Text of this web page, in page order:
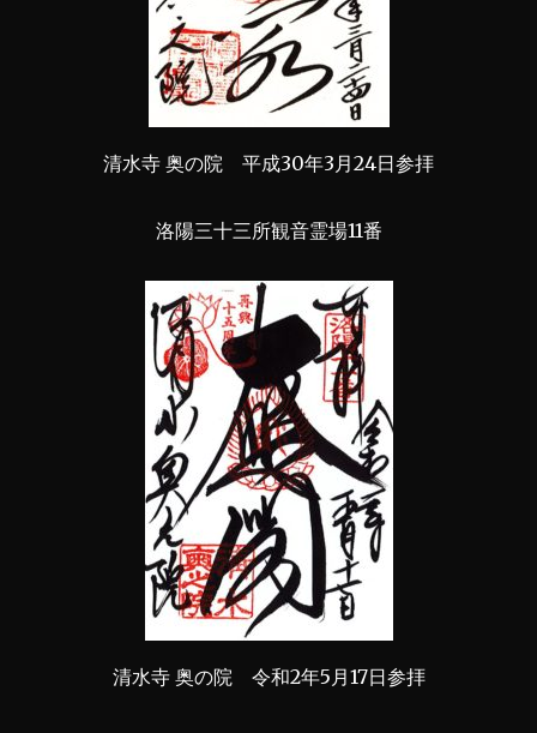
清水寺 奥の院 平成30年3月24日参拝
洛陽三十三所観音霊場11番
清水寺 奥の院 令和2年5月17日参拝